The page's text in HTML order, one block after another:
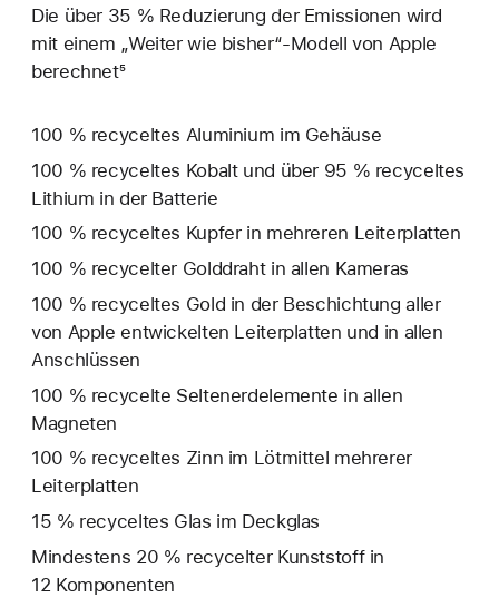
Die über 35 % Reduzierung der Emissionen wird
mit einem „Weiter wie bisher“-Modell von Apple
berechnet⁵
100 % recyceltes Aluminium im Gehäuse
100 % recyceltes Kobalt und über 95 % recyceltes
Lithium in der Batterie
100 % recyceltes Kupfer in mehreren Leiterplatten
100 % recycelter Golddraht in allen Kameras
100 % recyceltes Gold in der Beschichtung aller
von Apple entwickelten Leiterplatten und in allen
Anschlüssen
100 % recycelte Seltenerd­elemente in allen
Magneten
100 % recyceltes Zinn im Lötmittel mehrerer
Leiterplatten
15 % recyceltes Glas im Deckglas
Mindestens 20 % recycelter Kunststoff in
12 Komponenten